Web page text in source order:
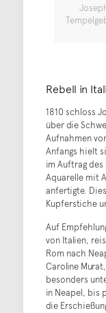
Rebell in
1810 schloss
über die
Aufnahmen
Anfangs hielt
im Auftrag
Aquarelle mit
anfertigte.
Kupferstiche
Auf
von Italien,
Rom nach
Caroline
besonders
in Neapel, bis
die